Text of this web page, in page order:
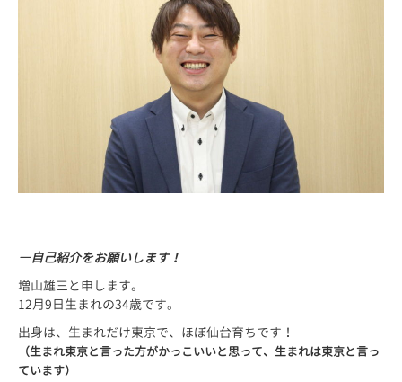
―自己紹介をお願いします！
増山雄三と申します。
12月9日生まれの34歳です。
出身は、生まれだけ東京で、ほぼ仙台育ちです！
（生まれ東京と言った方がかっこいいと思って、生まれは東京と言っ
ています）